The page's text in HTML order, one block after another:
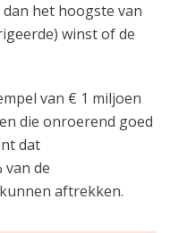
het hoogste van
winst of de
van € 1 miljoen
die onroerend goed
dat
van de
aftrekken.